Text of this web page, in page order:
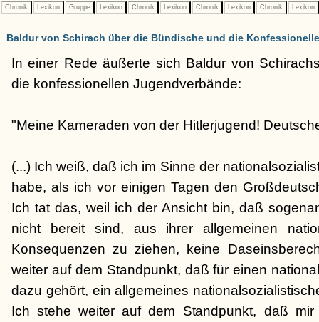
Chronik Lexikon Gruppe Lexikon Chronik Lexikon Chronik Lexikon Chronik Lexikon
Baldur von Schirach über die Bündische und die
In einer Rede äußerte sich Baldur von
die konfessionellen Jugendverbände:
"Meine Kameraden von der Hitlerjugend!
(...) Ich weiß, daß ich im Sinne der
habe, als ich vor einigen Tagen den
Ich tat das, weil ich der Ansicht bin, daß
nicht bereit sind, aus ihrer allgemeinen
Konsequenzen zu ziehen, keine
weiter auf dem Standpunkt, daß für einen
dazu gehört, ein allgemeines
Ich stehe weiter auf dem Standpunkt, daß